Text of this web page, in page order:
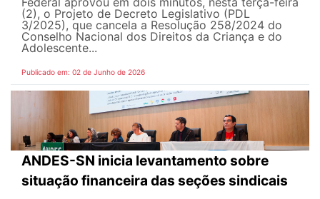
(2), o Projeto de Decreto Legislativo (PDL
3/2025), que cancela a Resolução 258/2024 do
Conselho Nacional dos Direitos da Criança e do
Adolescente...
Publicado em: 02 de Junho de 2026
ANDES-SN inicia levantamento sobre
situação financeira das seções sindicais